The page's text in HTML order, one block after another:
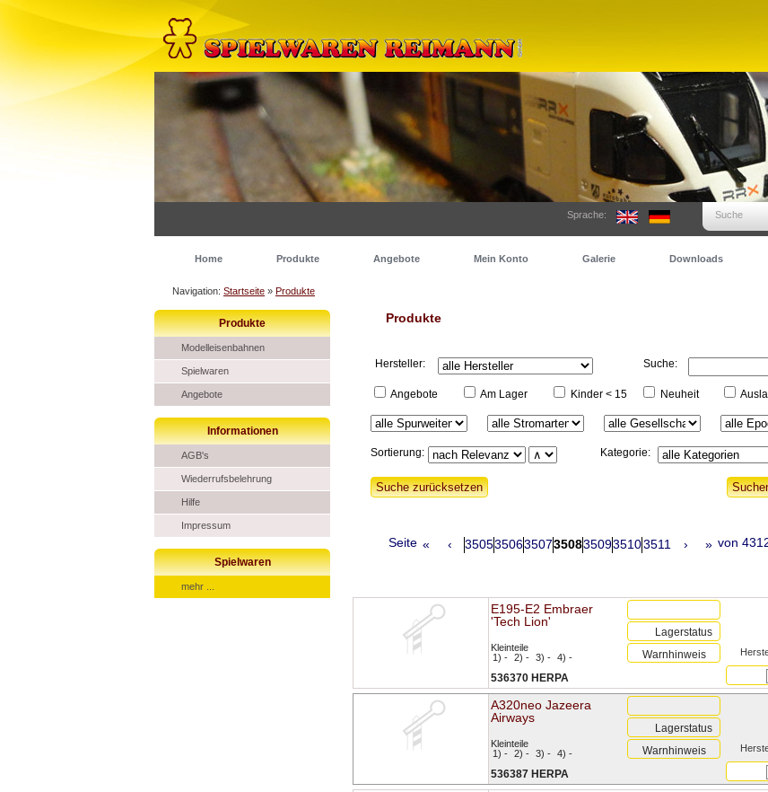
Suche
Sprache:
Home Produkte Angebote Mein Konto Galerie Downloads
Navigation: Startseite » Produkte
Produkte
Modelleisenbahnen
Spielwaren
Angebote
Informationen
AGB's
Wiederrufsbelehrung
Hilfe
Impressum
Spielwaren
mehr ...
Produkte
Hersteller: Suche:
Angebote Am Lager Kinder < 15 Neuheit
Sortierung: Kategorie:
Seite « ‹ 3505350635073508350935103511 › » von
E195-E2 Embraer
'Tech Lion'
Kleinteile
1) - 2) - 3) - 4) -
Lagerstatus
Warnhinweis
536370 HERPA
A320neo Jazeera
Airways
Kleinteile
1) - 2) - 3) - 4) -
Lagerstatus
Warnhinweis
536387 HERPA